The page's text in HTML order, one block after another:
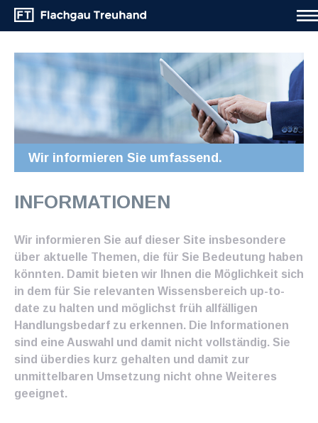
Wir informieren Sie umfassend.
INFORMATIONEN
Wir informieren Sie auf dieser Site insbesondere
über aktuelle Themen, die für Sie Bedeutung haben
könnten. Damit bieten wir Ihnen die Möglichkeit sich
in dem für Sie relevanten Wissensbereich up-to-
date zu halten und möglichst früh allfälligen
Handlungsbedarf zu erkennen. Die Informationen
sind eine Auswahl und damit nicht vollständig. Sie
sind überdies kurz gehalten und damit zur
unmittelbaren Umsetzung nicht ohne Weiteres
geeignet.